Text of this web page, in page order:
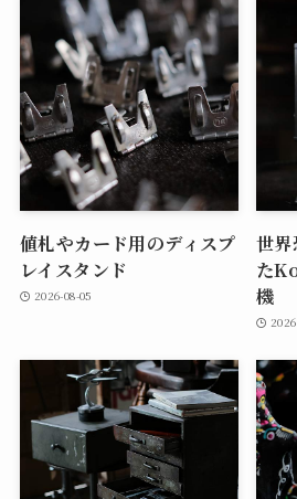
値札やカード用のディスプ
レイスタンド
2026-08-05
世
た
機